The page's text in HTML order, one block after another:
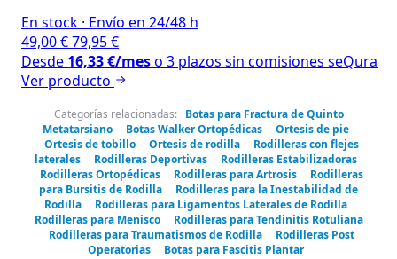
En stock · Envío en 24/48 h
49,00€79,95€
Desde 16,33€/meso 3 plazos sin comisiones seQura
Ver producto
Categorías relacionadas: Botas para Fractura de Quinto
Metatarsiano
Botas Walker Ortopédicas
Ortesis de pie
Ortesis de tobillo
Ortesis de rodilla
Rodilleras con flejes
laterales
Rodilleras Deportivas
Rodilleras Estabilizadoras
Rodilleras Ortopédicas
Rodilleras para Artrosis
Rodilleras
para Bursitis de Rodilla
Rodilleras para la Inestabilidad de
Rodilla
Rodilleras para Ligamentos Laterales de Rodilla
Rodilleras para Menisco
Rodilleras para Tendinitis Rotuliana
Rodilleras para Traumatismos de Rodilla
Rodilleras Post
Operatorias
Botas para Fascitis Plantar